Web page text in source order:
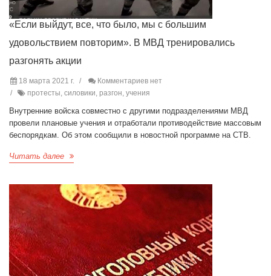
«Если выйдут, все, что было, мы с большим
удовольствием повторим». В МВД тренировались
разгонять акции
18 марта 2021 г.
Комментариев нет
протесты, силовики, разгон, учения
Внутренние войска совместно с другими подразделениями МВД
провели плановые учения и отработали противодействие массовым
беспорядкам. Об этом сообщили в новостной программе на СТВ.
Читать далее